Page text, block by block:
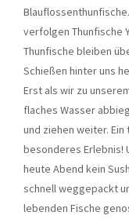
verfolgen Thunfische
Thunfische bleiben
Schießen hinter uns
Erst als wir zu
flaches Wasser
und ziehen weiter. Ein
besonderes Erlebnis!
heute Abend kein
schnell weggepackt
lebenden Fische